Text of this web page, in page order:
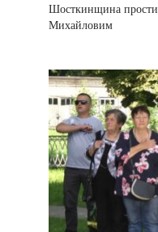
Шосткинщина
Михайловим